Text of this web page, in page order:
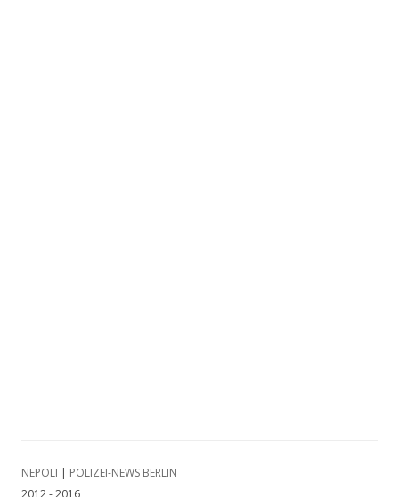
NEPOLI | POLIZEI-NEWS BERLIN